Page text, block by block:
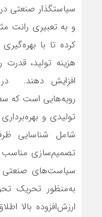
سیاستگذار صنعتی
و به تعبیری رانت
کرده تا با
هزینه‌‌‌ تولید، قدرت
افزایش دهند.
رویه‌‌‌هایی است که
تولیدی و
شامل شناسایی
تصمیم‌‌‌سازی مناسب
سیاست‌‌‌های صنعتی
به‌منظور تحریک
ارزش‌افزوده بالا